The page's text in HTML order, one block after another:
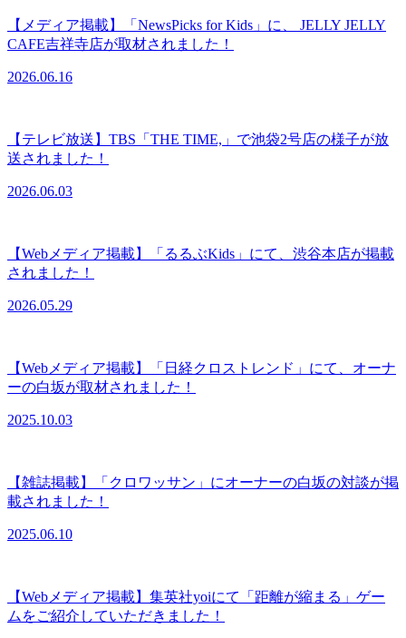
【メディア掲載】「NewsPicks for Kids」に、 JELLY JELLY
CAFE吉祥寺店が取材されました！
2026.06.16
【テレビ放送】TBS「THE TIME,」で池袋2号店の様子が放
送されました！
2026.06.03
【Webメディア掲載】「るるぶKids」にて、渋谷本店が掲載
されました！
2026.05.29
【Webメディア掲載】「日経クロストレンド」にて、オーナ
ーの白坂が取材されました！
2025.10.03
【雑誌掲載】「クロワッサン」にオーナーの白坂の対談が掲
載されました！
2025.06.10
【Webメディア掲載】集英社yoiにて「距離が縮まる」ゲー
ムをご紹介していただきました！